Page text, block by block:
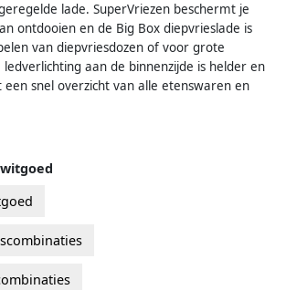
lade. SuperVriezen beschermt je
ontdooien en de Big Box diepvrieslade is
van diepvriesdozen of voor grote
aan de binnenzijde is helder en
snel overzicht van alle etenswaren en